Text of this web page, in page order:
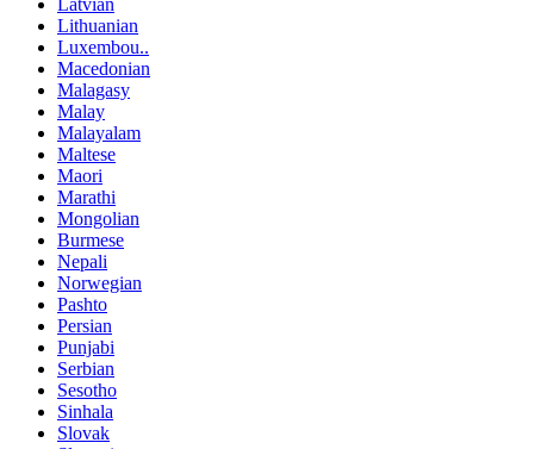
Lithuanian
Luxembou..
Macedonian
Malagasy
Malay
Malayalam
Maltese
Maori
Marathi
Mongolian
Burmese
Nepali
Norwegian
Pashto
Persian
Punjabi
Serbian
Sesotho
Sinhala
Slovak